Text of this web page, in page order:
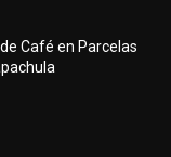
Café en Parcelas